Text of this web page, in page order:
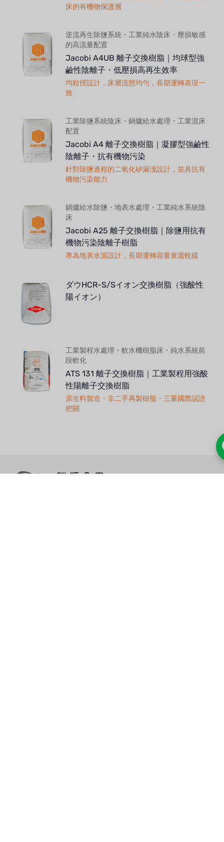
床的有機物保護層
逆流再生除鹽系統・工業純水陰床・壓損敏感
的高流量配置
Jacobi A4UB 離子交換樹脂｜均球型強
鹼性陰離子・低壓損高再生效率
均粒徑設計，床層流態均勻，長期運轉表現一
致
工業除鹽系統陰床・鍋爐給水處理・工業混床
配置
Jacobi A4 離子交換樹脂｜凝膠型強鹼性
陰離子・抗有機物污染
針對除鹽過程的二氧化矽漏洩設計，並具抗有
機物污染能力
鍋爐給水除鹽・地表水處理・工業純水系統陰
床
Jacobi A25 離子交換樹脂｜除鹽用抗有
機物污染陰離子樹脂
專為地表水源設計，長期運轉容量衰退較緩
ダウHCR-S/Sイオン交換樹脂（強酸性
陽イオン）
工業製程水處理・軟水機樹脂床・純水系統前
段軟化
ATS 131 離子交換樹脂｜工業製程用強酸
性陽離子交換樹脂
原生料製造・非二手再製樹脂・三重國際認證
把關